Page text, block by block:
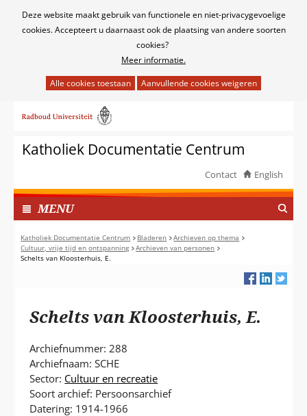
Cookies
Deze website maakt gebruik van functionele en niet-privacygevoelige
cookies. Accepteert u daarnaast ook de plaatsing van andere soorten
cookies?
Meer informatie.
het
van
cookies
deze
website
worden
toegestaan
of
geweigerd.
naar
inhoudKatholiek Documentatie Centrum
Contact English
MENUI
N
G
E
K
P
T
Katholiek Documentatie Centrum Bladeren
Archieven op thema
Cultuur, vrije tijd en ontspanning
Archieven van personen
Schelts van Kloosterhuis, E.
Schelts van Kloosterhuis, E.
Archiefnummer: 288
Archiefnaam: SCHE
Sector: Cultuur en recreatie
Soort archief: Persoonsarchief
Datering: 1914-1966